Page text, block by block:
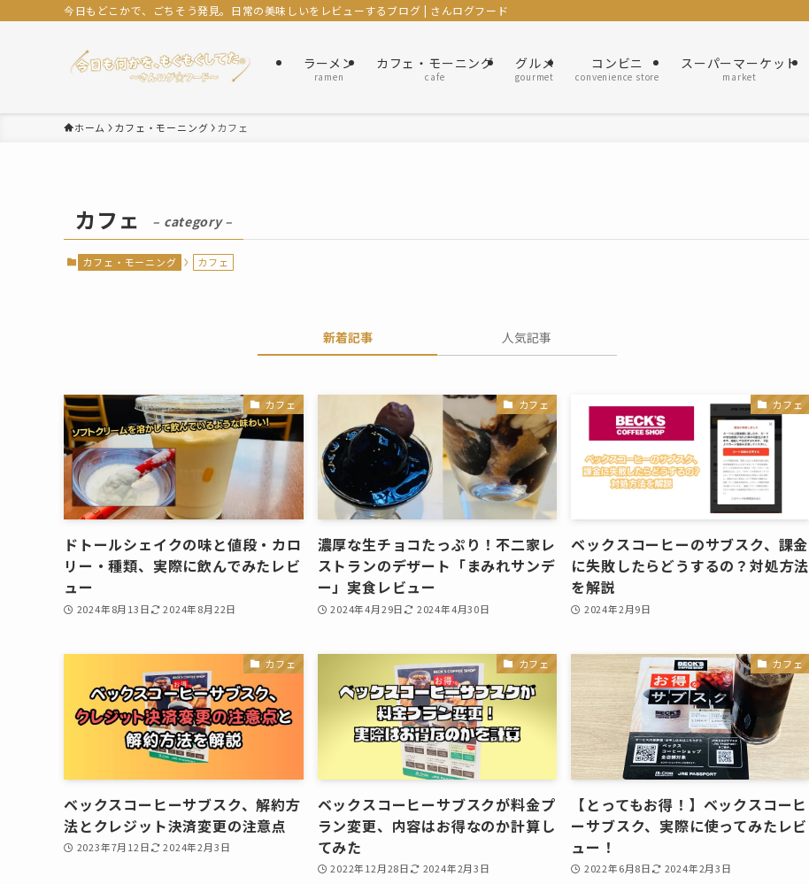
今日もどこかで、ごちそう発見。日常の美味しいをレビューするブログ | さんログフード
ラーメン
ramen
カフェ・モーニング
cafe
グルメ
gourmet
コンビニ
convenience store
スーパーマーケット
market
ホーム カフェ・モーニング カフェ
カフェ – category –
カフェ・モーニング カフェ
新着記事 人気記事
カフェ
ドトールシェイクの味と値段・カロ
リー・種類、実際に飲んでみたレビ
ュー
2024年8月13日 2024年8月22日
カフェ
濃厚な生チョコたっぷり！不二家レ
ストランのデザート「まみれサンデ
ー」実食レビュー
2024年4月29日 2024年4月30日
カフェ
ベックスコーヒーのサブスク、課金
に失敗したらどうするの？対処方法
を解説
2024年2月9日
カフェ
ベックスコーヒーサブスク、解約方
法とクレジット決済変更の注意点
2023年7月12日 2024年2月3日
カフェ
ベックスコーヒーサブスクが料金プ
ラン変更、内容はお得なのか計算し
てみた
2022年12月28日 2024年2月3日
カフェ
【とってもお得！】ベックスコーヒ
ーサブスク、実際に使ってみたレビ
ュー！
2022年6月8日 2024年2月3日